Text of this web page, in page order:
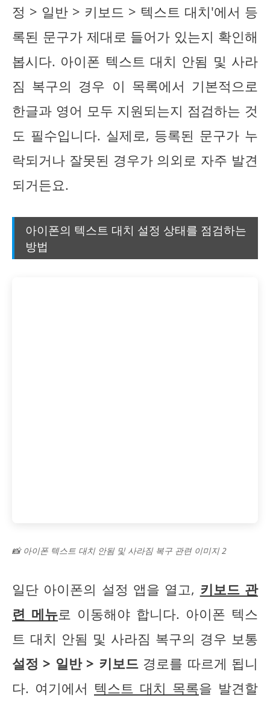
정 > 일반 > 키보드 > 텍스트 대치'에서 등
록된 문구가 제대로 들어가 있는지 확인해
봅시다. 아이폰 텍스트 대치 안됨 및 사라
짐 복구의 경우 이 목록에서 기본적으로
한글과 영어 모두 지원되는지 점검하는 것
도 필수입니다. 실제로, 등록된 문구가 누
락되거나 잘못된 경우가 의외로 자주 발견
되거든요.
아이폰의 텍스트 대치 설정 상태를 점검하는
방법
📸 아이폰 텍스트 대치 안됨 및 사라짐 복구 관련 이미지 2
일단 아이폰의 설정 앱을 열고, 키보드 관
련 메뉴로 이동해야 합니다. 아이폰 텍스
트 대치 안됨 및 사라짐 복구의 경우 보통
설정 > 일반 > 키보드경로를 따르게 됩니
다. 여기에서 텍스트 대치 목록을 발견할